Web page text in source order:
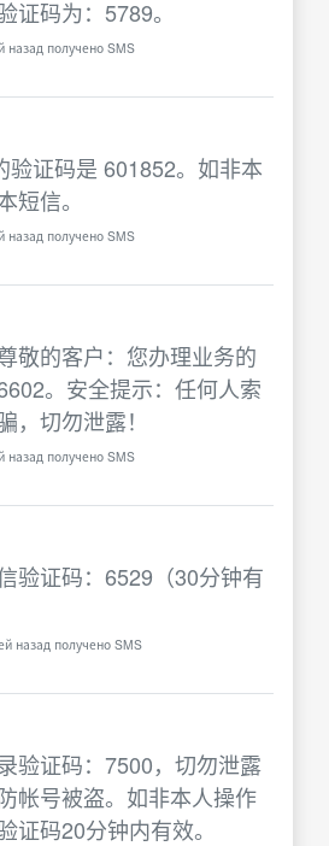
证码为：5789。
назад получено SMS
验证码是 601852。如非本
短信。
назад получено SMS
敬的客户：您办理业务的
。安全提示：任何人索
，切勿泄露！
назад получено SMS
验证码：6529（30分钟有
назад получено SMS
验证码：7500，切勿泄露
帐号被盗。如非本人操作
证码20分钟内有效。